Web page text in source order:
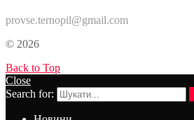
provse.ternopil@gmail.com
© 2026
Back to Top
Close
Search for: